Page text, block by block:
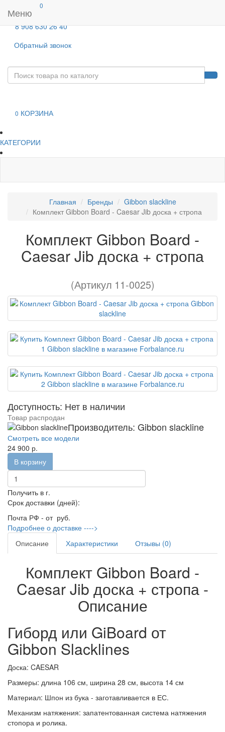
Меню
0
8 908 630 26 40
Обратный звонок
0 КОРЗИНА
КАТЕГОРИИ
Главная Бренды
Gibbon slackline
Комплект Gibbon Board - Caesar Jib доска + стропа
Комплект Gibbon Board -
Caesar Jib доска + стропа
(Артикул 11-0025)
Доступность: Нет в наличии
Товар распродан
Производитель: Gibbon slackline
Смотреть все модели
24 900 р.
В корзину
Получить в г.
Срок доставки (дней):
Почта РФ - от руб.
Подробнее о доставке ---->
Описание
Характеристики Отзывы (0)
Комплект Gibbon Board -
Caesar Jib доска + стропа -
Описание
Гиборд или GiBoard от
Gibbon Slacklines
Доска: CAESAR
Размеры: длина 106 см, ширина 28 см, высота 14 см
Материал: Шпон из бука - заготавливается в ЕС.
Механизм натяжения: запатентованная система натяжения
стопора и ролика.